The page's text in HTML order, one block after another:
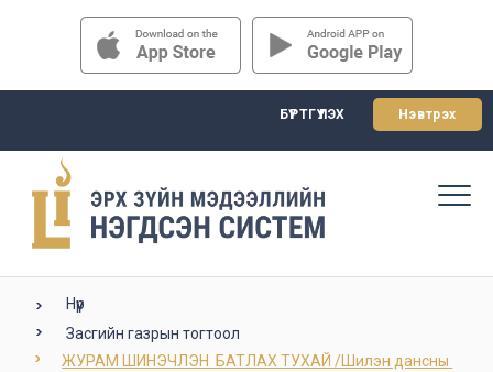
БҮРТГҮҮЛЭХ Нэвтрэх
Нүүр
Засгийн газрын тогтоол
ЖУРАМ ШИНЭЧЛЭН  БАТЛАХ ТУХАЙ /Шилэн дансны